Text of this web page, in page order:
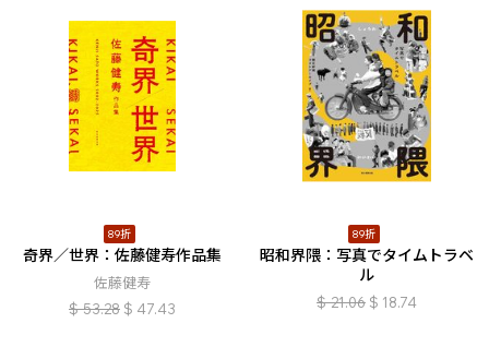
89折
奇界／世界：佐藤健寿作品集
佐藤健寿
$ 53.28 $ 47.43
89折
昭和界隈：写真でタイムトラベ
ル
$ 21.06 $ 18.74